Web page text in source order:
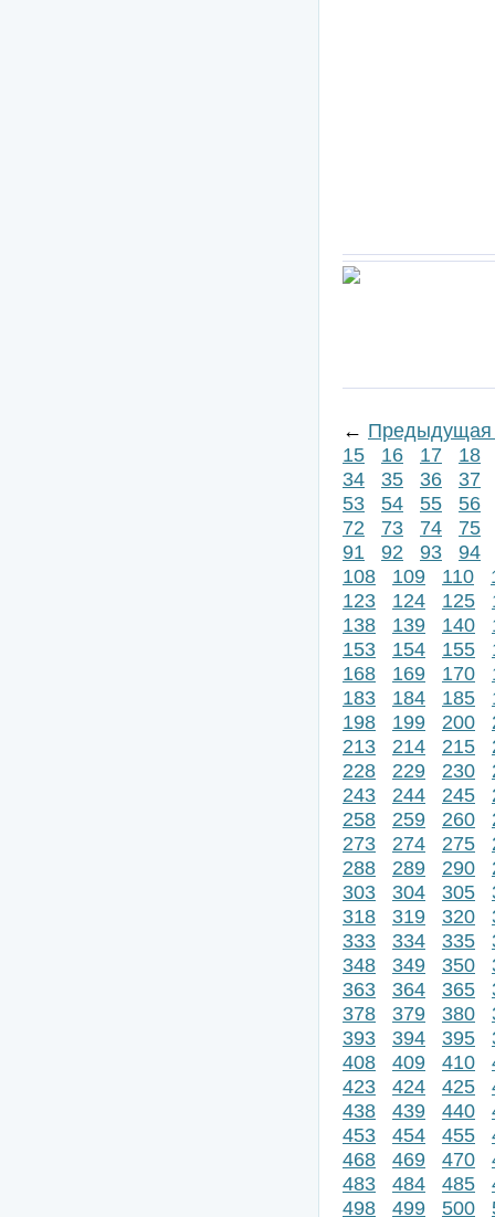
← Предыдущая
15
16 17
18
34
35 36
37
53
54 55
56
72
73 74
75
91
92 93
94
108
109 110
123
124 125
138
139 140
153
154 155
168
169 170
183
184 185
198
199 200
213
214 215
228
229 230
243
244 245
258
259 260
273
274 275
288
289 290
303
304 305
318
319 320
333
334 335
348
349 350
363
364 365
378
379 380
393
394 395
408
409 410
423
424 425
438
439 440
453
454 455
468
469 470
483
484 485
498
499 500